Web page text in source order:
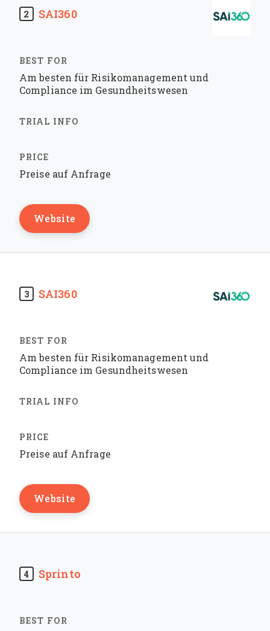
2 SAI360
Am besten für Risikomanagement und
Compliance im Gesundheitswesen
Preise auf Anfrage
Website
3 SAI360
Am besten für Risikomanagement und
Compliance im Gesundheitswesen
Preise auf Anfrage
Website
4 Sprinto